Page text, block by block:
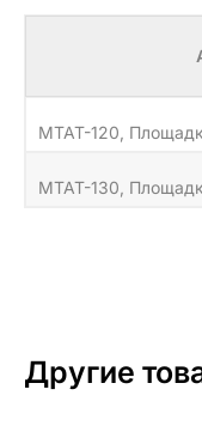
MTAT-120,
MTAT-130,
Другие